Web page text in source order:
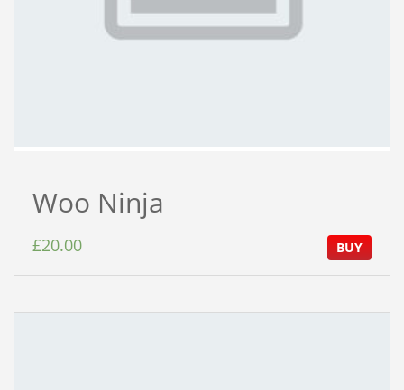
Woo Ninja
£20.00 BUY